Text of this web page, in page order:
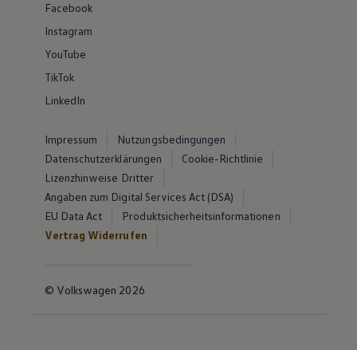
Facebook
Instagram
YouTube
TikTok
LinkedIn
Impressum
Nutzungsbedingungen
Datenschutzerklärungen
Cookie-Richtlinie
Lizenzhinweise Dritter
Angaben zum Digital Services Act (DSA)
EU Data Act
Produktsicherheitsinformationen
Vertrag Widerrufen
© Volkswagen 2026